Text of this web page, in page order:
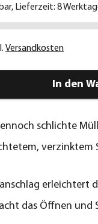
Lieferzeit: 8
Versandkosten
In den
schlichte
verzinktem
erleichtert
das Öffnen und